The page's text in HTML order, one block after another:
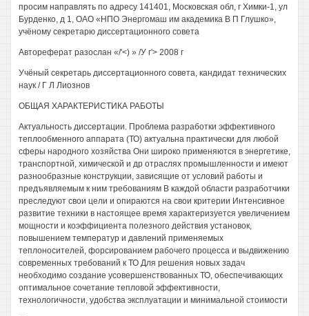
просим направлять по адресу 141401, Московская обл, г Химки-1, ул
Бурденко, д 1, ОАО «НПО Энергомаш им академика В П Глушко»,
учёному секретарю диссертационного совета
Автореферат разослан «/'<) » /У г'> 2008 г
Учёный секретарь диссертационного совета, кандидат технических
наук / Г Л Лиознов
ОБЩАЯ ХАРАКТЕРИСТИКА РАБОТЫ
Актуальность диссертации. Проблема разработки эффективного
теплообменного аппарата (ТО) актуальна практически для любой
сферы народного хозяйства Они широко применяются в энергетике,
транспортной, химической и др отраслях промышленности и имеют
разнообразные конструкции, зависящие от условий работы и
предъявляемым к ним требованиям В каждой области разработчики
преследуют свои цели и опираются на свои критерии Интенсивное
развитие техники в настоящее время характеризуется увеличением
мощности и коэффициента полезного действия установок,
повышением температур и давлений применяемых
теплоносителей, форсированием рабочего процесса и выдвижению
современных требований к ТО Для решения новых задач
необходимо создание усовершенствованных ТО, обеспечивающих
оптимальное сочетание тепловой эффективности,
технологичности, удобства эксплуатации и минимальной стоимости